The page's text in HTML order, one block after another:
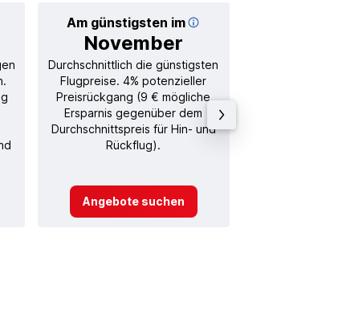
Am günstigsten im
November
Durchschnittlich die günstigsten
Flugpreise. 4% potenzieller
Preisrückgang (9 € mögliche
Ersparnis gegenüber dem
Durchschnittspreis für Hin- und
Rückflug).
Angebote suchen